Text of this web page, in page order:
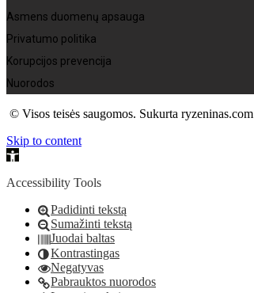
Asmens duomenų apsauga
Privatumo politika
Korupcijos prevencija
Nuorodos
© Visos teisės saugomos. Sukurta ryzeninas.com
Skip to content
Open
Accessibility Tools
Padidinti tekstą
Sumažinti tekstą
Juodai baltas
Kontrastingas
Negatyvas
Pabrauktos nuorodos